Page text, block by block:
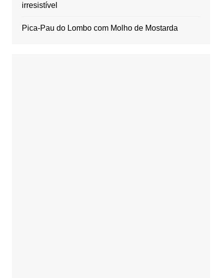
irresistível
Pica-Pau do Lombo com Molho de Mostarda